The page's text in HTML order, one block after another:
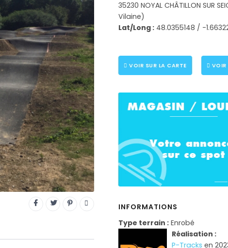
VOUS
35230 NOYAL CHÂTILLON SUR
Vilaine)
Lat/Long : 48.0355148 / -
VOIR SUR LA CARTE VOIR
INFORMATIONS
Type terrain : Enrobé
Réalisation :
P-Tracks en